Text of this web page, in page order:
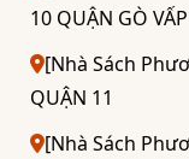
10 QUẬN GÒ VẤP
[Nhà Sách
QUẬN 11
[Nhà Sách